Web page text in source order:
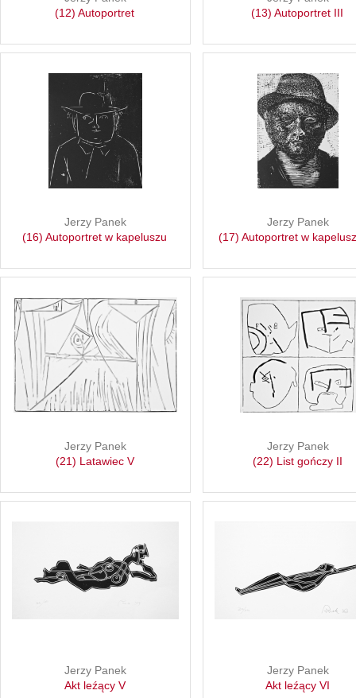
(12) Autoportret
(13) Autoportret III
Jerzy Panek
(16) Autoportret w kapeluszu
Jerzy Panek
(17) Autoportret w
Jerzy Panek
(21) Latawiec V
Jerzy Panek
(22) List gończy II
Jerzy Panek
Akt leźący V
Jerzy Panek
Akt leźący VI